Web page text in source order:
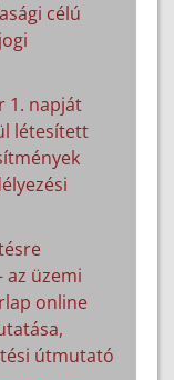
célú
1. napját
létesített
az üzemi
online
útmutató